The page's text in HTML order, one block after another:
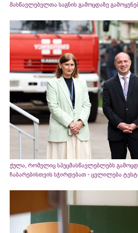
მასწავლებელთა საგნის გამოცდაზე
ქულა, რომელიც სპეცმასწავლებლებს
ჩაბარებისთვის სჭირდებათ - ცვლილება